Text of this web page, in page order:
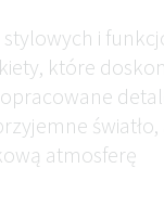
i
które
atmosferę